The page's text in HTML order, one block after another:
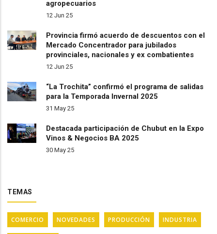
agropecuarios
12 Jun 25
Provincia firmó acuerdo de descuentos con el
Mercado Concentrador para jubilados
provinciales, nacionales y ex combatientes
12 Jun 25
“La Trochita” confirmó el programa de salidas
para la Temporada Invernal 2025
31 May 25
Destacada participación de Chubut en la Expo
Vinos & Negocios BA 2025
30 May 25
TEMAS
COMERCIO NOVEDADES PRODUCCIÓN INDUSTRIA